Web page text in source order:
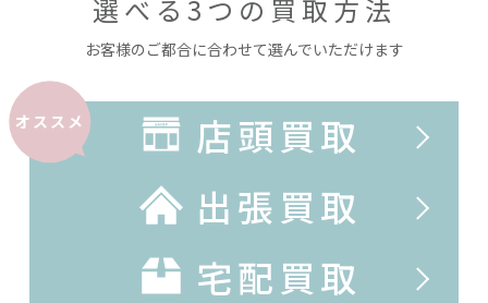
選べる3つの買取方法
お客様のご都合に合わせて選んでいただけます
オススメ
店頭買取
出張買取
宅配買取